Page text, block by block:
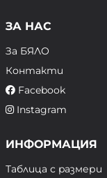
ЗА НАС
За БЯЛО
Контакти
Facebook
Instagram
ИНФОРМАЦИЯ
Таблица с размери